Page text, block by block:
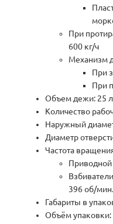
При
600 кг/ч
Механизм
При
При
Объем дежи: 25 л
Количество
Наружный
Диаметр
Частота
Приводной
396 об/мин.
Габариты в
Объём упаковки: